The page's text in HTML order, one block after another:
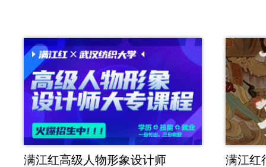
满江红高级人物形象设计师 满江红